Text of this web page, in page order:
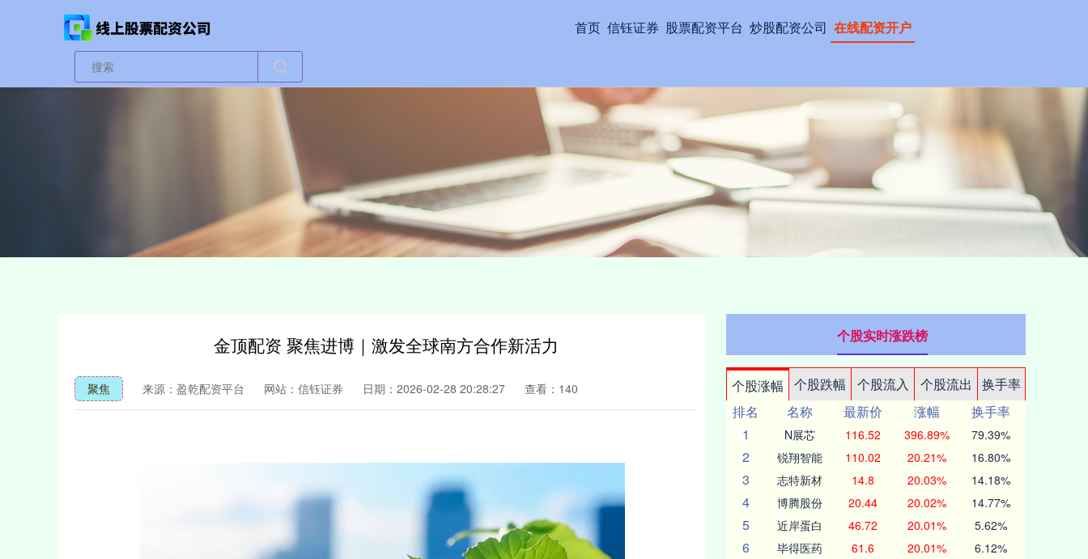
首页 信钰证券 股票配资平台 炒股配资公司 在线配资开户
金顶配资 聚焦进博｜激发全球南方合作新活力
聚焦 来源：盈乾配资平台 网站：信钰证券 日期：2026-02-28 20:28:27 查看：140
个股实时涨跌榜
个股涨幅 个股跌幅 个股流入 个股流出
换手率
排名
名称 最新价 涨幅
换手率
1
N展芯 116.52 396.89% 79.39%
2 锐翔智能 110.02 20.21% 16.80%
3 志特新材 14.8 20.03% 14.18%
4 博腾股份 20.44 20.02% 14.77%
5 近岸蛋白 46.72 20.01% 5.62%
6 毕得医药 61.6 20.01% 6.12%